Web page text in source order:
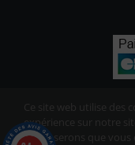
Ce site web utilise des
expérience sur notre
supposerons que vous